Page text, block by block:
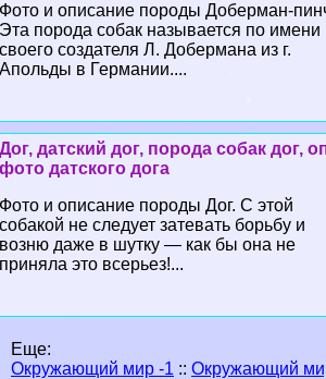
Фото и описание породы Доберман-
Эта порода собак называется по имени
своего создателя Л. Добермана из г.
Апольды в Германии....
Дог, датский дог, порода собак дог,
фото датского дога
Фото и описание породы Дог. С этой
собакой не следует затевать борьбу и
возню даже в шутку — как бы она не
приняла это всерьез!...
Еще:
Окружающий мир -1 :: Окружающий